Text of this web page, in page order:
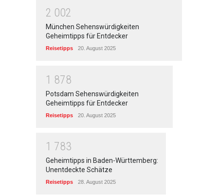
2 002
München Sehenswürdigkeiten
Geheimtipps für Entdecker
Reisetipps 20. August 2025
1 878
Potsdam Sehenswürdigkeiten
Geheimtipps für Entdecker
Reisetipps 20. August 2025
1 783
Geheimtipps in Baden-Württemberg:
Unentdeckte Schätze
Reisetipps 28. August 2025